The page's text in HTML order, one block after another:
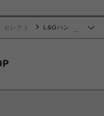
…
セレクト
L&Gハンド